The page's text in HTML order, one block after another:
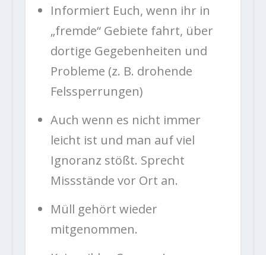
Informiert Euch, wenn ihr in
„fremde“ Gebiete fahrt, über
dortige Gegebenheiten und
Probleme (z. B. drohende
Felssperrungen)
Auch wenn es nicht immer
leicht ist und man auf viel
Ignoranz stößt. Sprecht
Missstände vor Ort an.
Müll gehört wieder
mitgenommen.